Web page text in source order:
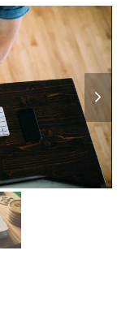
next
slide